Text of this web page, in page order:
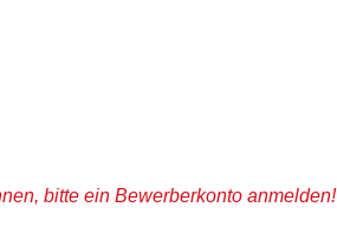
bitte ein Bewerberkonto anmelden!